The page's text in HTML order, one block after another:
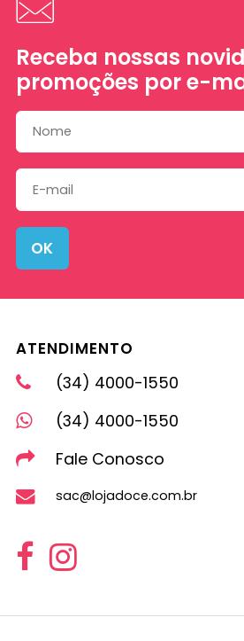
Receba nossas
promoções por e-
OK
ATENDIMENTO
(34) 4000-1550
(34) 4000-1550
Fale Conosco
sac@lojadoce.com.br